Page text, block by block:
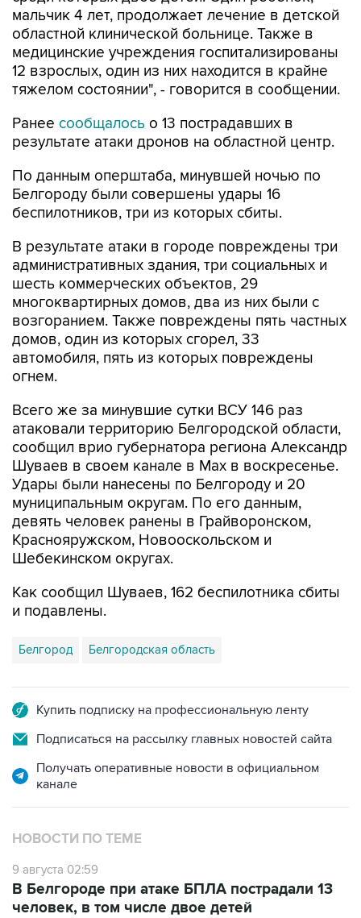
мальчик 4 лет, продолжает лечение в детской
областной клинической больнице. Также в
медицинские учреждения госпитализированы
12 взрослых, один из них находится в крайне
тяжелом состоянии", - говорится в сообщении.
Ранее сообщалось о 13 пострадавших в
результате атаки дронов на областной центр.
По данным оперштаба, минувшей ночью по
Белгороду были совершены удары 16
беспилотников, три из которых сбиты.
В результате атаки в городе повреждены три
административных здания, три социальных и
шесть коммерческих объектов, 29
многоквартирных домов, два из них были с
возгоранием. Также повреждены пять частных
домов, один из которых сгорел, 33
автомобиля, пять из которых повреждены
огнем.
Всего же за минувшие сутки ВСУ 146 раз
атаковали территорию Белгородской области,
сообщил врио губернатора региона Александр
Шуваев в своем канале в Мах в воскресенье.
Удары были нанесены по Белгороду и 20
муниципальным округам. По его данным,
девять человек ранены в Грайворонском,
Краснояружском, Новооскольском и
Шебекинском округах.
Как сообщил Шуваев, 162 беспилотника сбиты
и подавлены.
Белгород Белгородская область
Купить подписку на профессиональную ленту
Подписаться на рассылку главных новостей сайта
Получать оперативные новости в официальном
канале
НОВОСТИ ПО ТЕМЕ
9 августа 02:59
В Белгороде при атаке БПЛА пострадали 13
человек, в том числе двое детей